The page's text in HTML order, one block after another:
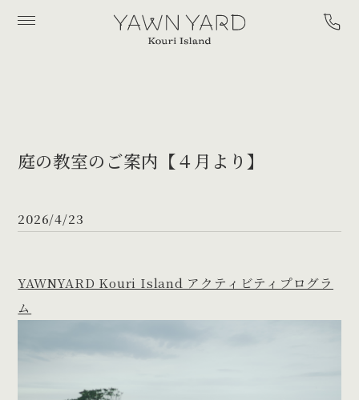
YAWN
YARD
庭の教室のご案内【４月より】
2026/4/23
YAWNYARD Kouri Island アクティビティプログラ
ム